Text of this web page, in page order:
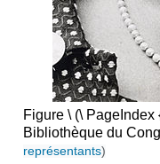
Figure \ (\ PageIndex
Bibliothèque du
représentants)